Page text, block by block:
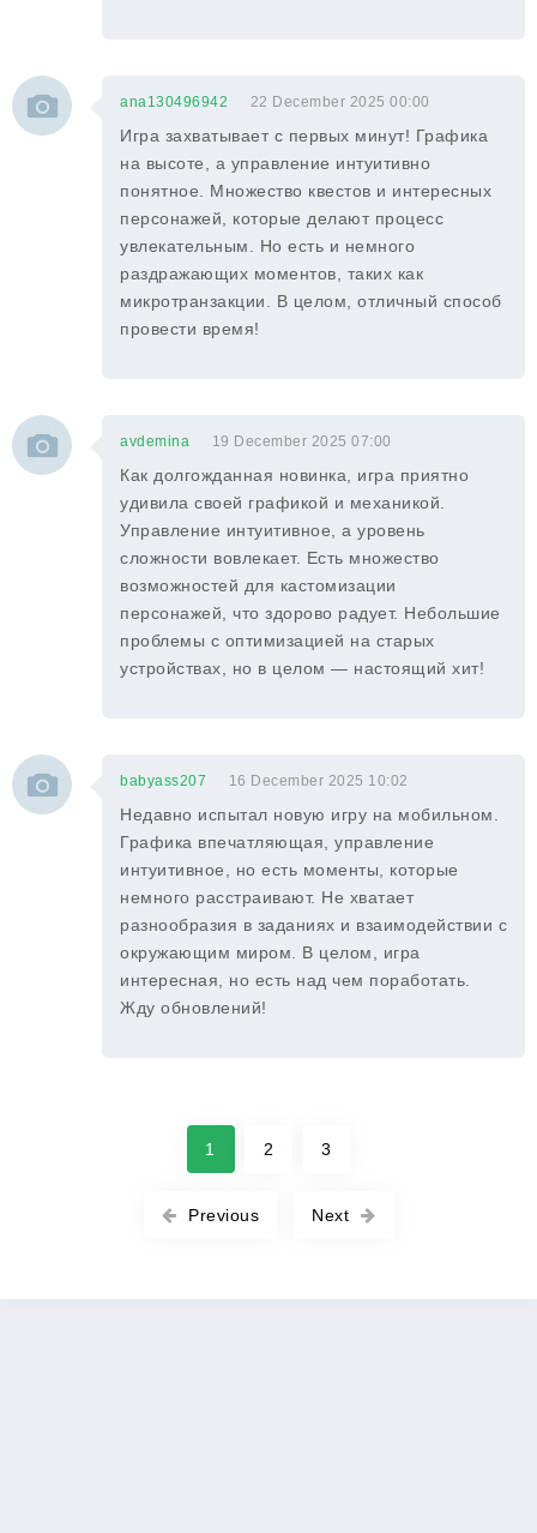
ana130496942 22 December 2025 00:00
Игра захватывает с первых минут! Графика
на высоте, а управление интуитивно
понятное. Множество квестов и интересных
персонажей, которые делают процесс
увлекательным. Но есть и немного
раздражающих моментов, таких как
микротранзакции. В целом, отличный способ
провести время!
avdemina 19 December 2025 07:00
Как долгожданная новинка, игра приятно
удивила своей графикой и механикой.
Управление интуитивное, а уровень
сложности вовлекает. Есть множество
возможностей для кастомизации
персонажей, что здорово радует. Небольшие
проблемы с оптимизацией на старых
устройствах, но в целом — настоящий хит!
babyass207 16 December 2025 10:02
Недавно испытал новую игру на мобильном.
Графика впечатляющая, управление
интуитивное, но есть моменты, которые
немного расстраивают. Не хватает
разнообразия в заданиях и взаимодействии с
окружающим миром. В целом, игра
интересная, но есть над чем поработать.
Жду обновлений!
Previous
1 2 3
Next